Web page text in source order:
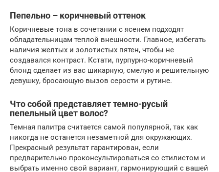
Пепельно – коричневый оттенок
Коричневые тона в сочетании с ясенем подходят
обладательницам теплой внешности. Главное, избегать
наличия желтых и золотистых пятен, чтобы не
создавался контраст. Кстати, пурпурно-коричневый
блонд сделает из вас шикарную, смелую и решительную
девушку, бросающую вызов серости и рутине.
Что собой представляет темно-русый
пепельный цвет волос?
Темная палитра считается самой популярной, так как
никогда не останется незаметной для окружающих.
Прекрасный результат гарантирован, если
предварительно проконсультироваться со стилистом и
выбрать именно свой вариант, гармонирующий с вашей